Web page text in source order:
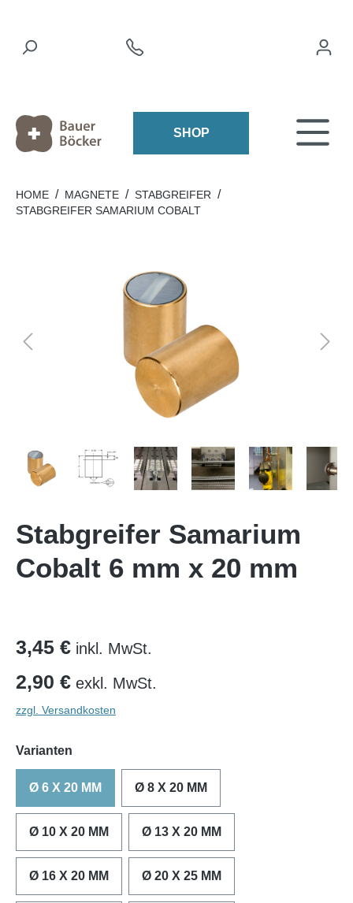
SHOP
HOME / MAGNETE / STABGREIFER /
STABGREIFER SAMARIUM COBALT
Stabgreifer Samarium
Cobalt 6 mm x 20 mm
3,45 € inkl. MwSt.
2,90 € exkl. MwSt.
zzgl. Versandkosten
Varianten
Ø 6 X 20 MM Ø 8 X 20 MM
Ø 10 X 20 MM Ø 13 X 20 MM
Ø 16 X 20 MM Ø 20 X 25 MM